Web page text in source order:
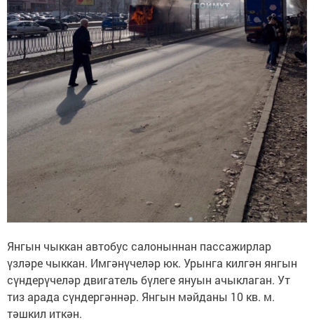
Янгын чыккан автобус салоныннан пассажирлар
үзләре чыккан. Имгәнүчеләр юк. Урынга килгән янгын
сүндерүчеләр двигатель бүлеге януын ачыклаган. Ут
тиз арада сүндергәннәр. Янгын мәйданы 10 кв. м.
тәшкил иткән.